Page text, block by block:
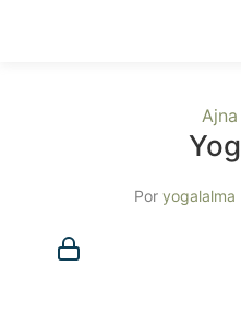
Por yogalalma